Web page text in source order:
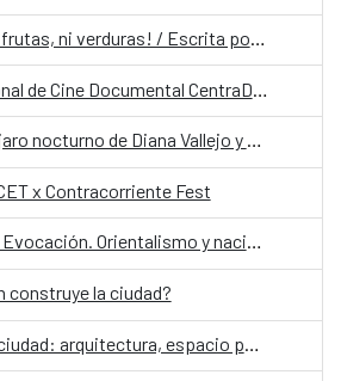
Teatro: ¡No como frutas, ni verduras! / Escrita por Heber Villatoro/ Dirección Ana Barrientos
Historias de un Pájaro nocturno de Diana Vallejo y Peregrinaje de Argentina Díaz Lozano
x Contracorriente Fest
Manuel de Falla y la Evocación. Orientalismo y nacionalismo: recital para violín y piano
construye la ciudad?